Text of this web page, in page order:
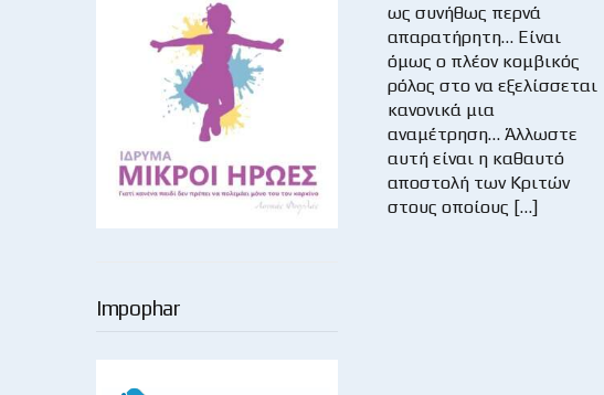
Impophar
ως συνήθως περνά
απαρατήρητη… Είναι
όμως ο πλέον κομβικός
ρόλος στο να εξελίσσεται
κανονικά μια
αναμέτρηση… Άλλωστε
αυτή είναι η καθαυτό
αποστολή των Κριτών
στους οποίους […]